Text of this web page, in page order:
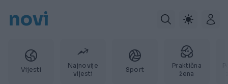
novi
Vijesti
Najnovije
vijesti
Sport
Praktična
žena